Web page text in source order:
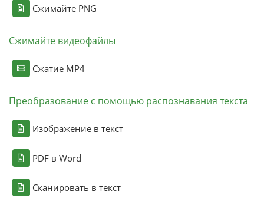
Сжимайте PNG
Сжимайте видеофайлы
Сжатие MP4
Преобразование с помощью распознавания текста
Изображение в текст
PDF в Word
Сканировать в текст